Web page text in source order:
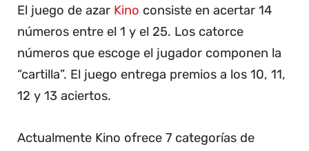
El juego de azar Kino consiste en acertar 14
números entre el 1 y el 25. Los catorce
números que escoge el jugador componen la
“cartilla”. El juego entrega premios a los 10, 11,
12 y 13 aciertos.
Actualmente Kino ofrece 7 categorías de